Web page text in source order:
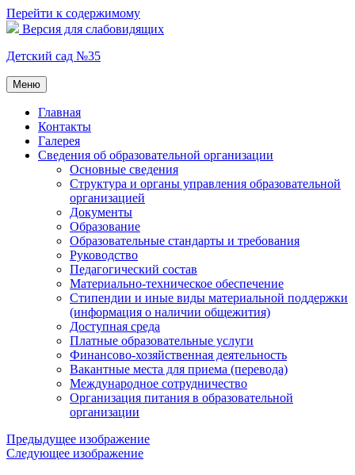
Перейти к содержимому
Версия для слабовидящих
Детский сад №35
Меню
Главная
Контакты
Галерея
Сведения об образовательной организации
Основные сведения
Структура и органы управления образовательной
организацией
Документы
Образование
Образовательные стандарты и требования
Руководство
Педагогический состав
Материально-техническое обеспечение
Стипендии и иные виды материальной поддержки
(информация о наличии общежития)
Доступная среда
Платные образовательные услуги
Финансово-хозяйственная деятельность
Вакантные места для приема (перевода)
Международное сотрудничество
Организация питания в образовательной
организации
Предыдущее изображение
Следующее изображение